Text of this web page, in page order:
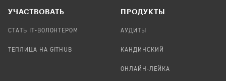
УЧАСТВОВАТЬ
СТАТЬ IT-ВОЛОНТЕРОМ
ТЕПЛИЦА НА GITHUB
ПРОДУКТЫ
АУДИТЫ
КАНДИНСКИЙ
ОНЛАЙН-ЛЕЙКА